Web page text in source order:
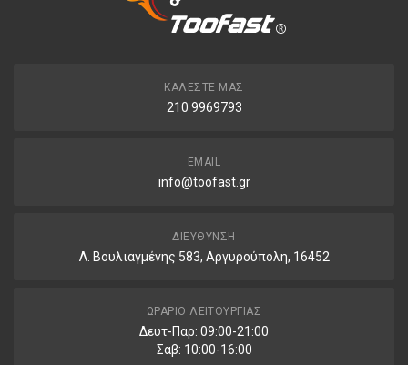
ΚΑΛΈΣΤΕ ΜΑΣ
210 9969793
EMAIL
info@toofast.gr
ΔΙΕΎΘΥΝΣΗ
Λ. Βουλιαγμένης 583, Αργυρούπολη, 16452
ΩΡΆΡΙΟ ΛΕΙΤΟΥΡΓΊΑΣ
Δευτ-Παρ: 09:00-21:00
Σαβ: 10:00-16:00